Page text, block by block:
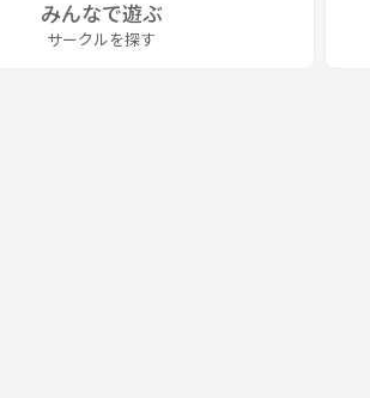
みんなで遊ぶ
サークルを探す